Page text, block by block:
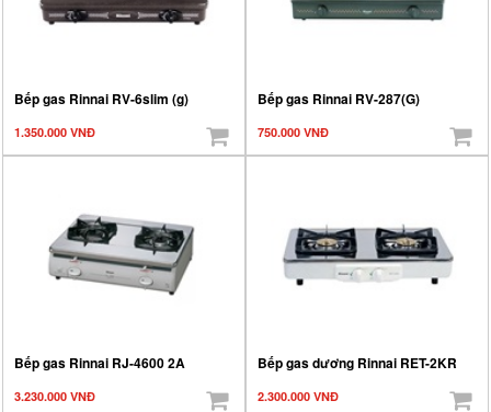
Bếp gas Rinnai RV-6slim (g)
1.350.000 VNĐ
Bếp gas Rinnai RV-287(G)
750.000 VNĐ
Bếp gas Rinnai RJ-4600 2A
3.230.000 VNĐ
Bếp gas dương Rinnai RET-2KR
2.300.000 VNĐ